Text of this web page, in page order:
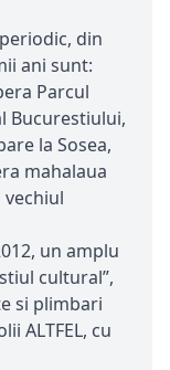
din
ani sunt:
Parcul
Bucurestiului,
la Sosea,
mahalaua
un amplu
cultural”,
si plimbari
ALTFEL, cu